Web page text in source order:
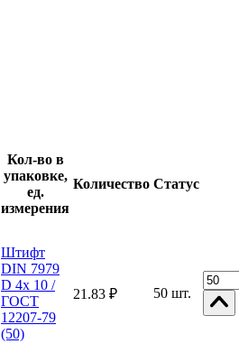
Кол-во в
упаковке,
ед.
измерения
Количество Статус
Штифт
DIN 7979
D 4x 10 /
ГОСТ
12207-79
(50)
21.83 ₽ 50 шт.